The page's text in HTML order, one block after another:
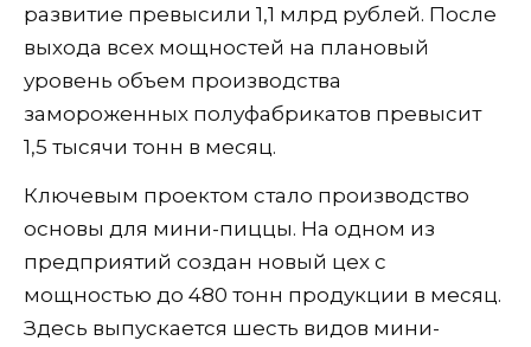
развитие превысили 1,1 млрд рублей. После
выхода всех мощностей на плановый
уровень объем производства
замороженных полуфабрикатов превысит
1,5 тысячи тонн в месяц.
Ключевым проектом стало производство
основы для мини-пиццы. На одном из
предприятий создан новый цех с
мощностью до 480 тонн продукции в месяц.
Здесь выпускается шесть видов мини-